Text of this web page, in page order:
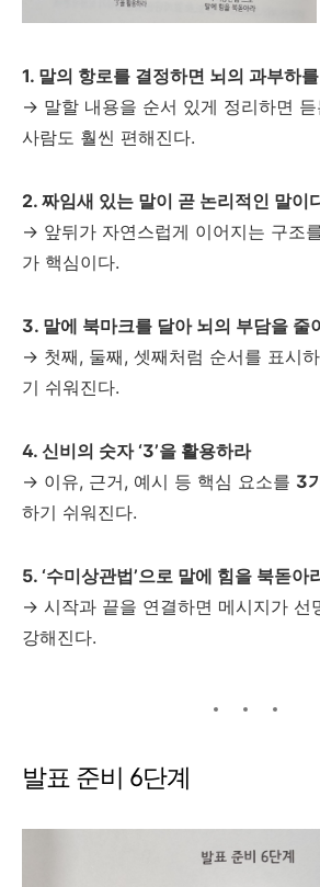
1. 말의 항로를 결정하면 뇌의 과부하
→ 말할 내용을 순서 있게 정리하면
사람도 훨씬 편해진다.
2. 짜임새 있는 말이 곧 논리적인 말이
→ 앞뒤가 자연스럽게 이어지는 구조
가 핵심이다.
3. 말에 북마크를 달아 뇌의 부담을 줄
→ 첫째, 둘째, 셋째처럼 순서를 표시
기 쉬워진다.
4. 신비의 숫자 ‘3’을 활용하라
→ 이유, 근거, 예시 등 핵심 요소를 3
하기 쉬워진다.
5. ‘수미상관법’으로 말에 힘을 북돋아
→ 시작과 끝을 연결하면 메시지가 선
강해진다.
발표 준비 6단계